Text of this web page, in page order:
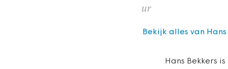
ur
Hans Bekkers
Bekijk alles van Hans